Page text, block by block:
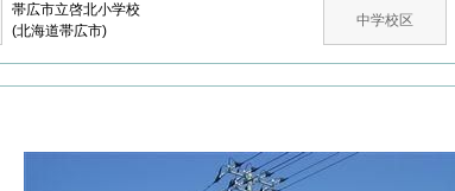
帯広市立啓北小学校
(北海道帯広市)
中学校区